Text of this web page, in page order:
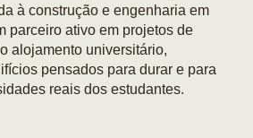
à construção e engenharia em
parceiro ativo em projetos de
alojamento universitário,
pensados para durar e para
reais dos estudantes.